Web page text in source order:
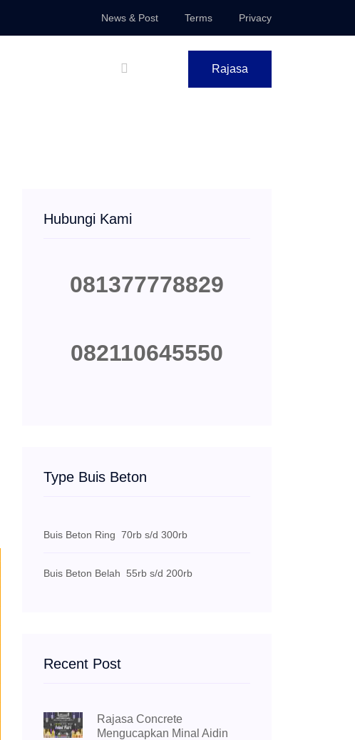
News & Post Terms Privacy
Rajasa
Hubungi Kami
081377778829
082110645550
Type Buis Beton
Buis Beton Ring 70rb s/d 300rb
Buis Beton Belah 55rb s/d 200rb
Recent Post
Rajasa Concrete
Mengucapkan Minal Aidin